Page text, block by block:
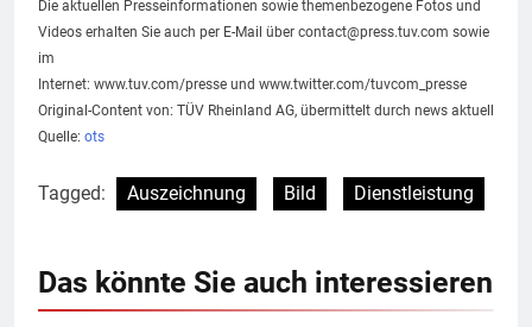
Die aktuellen Presseinformationen sowie themenbezogene Fotos und
Videos erhalten Sie auch per E-Mail über contact@press.tuv.com sowie
im
Internet: www.tuv.com/presse und www.twitter.com/tuvcom_presse
Original-Content von: TÜV Rheinland AG, übermittelt durch news aktuell
Quelle: ots
Tagged: Auszeichnung Bild Dienstleistung
Das könnte Sie auch interessieren